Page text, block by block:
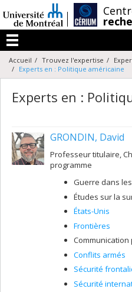
au
contenu
Menu
Accueil Trouvez l'expertise
Experts en : Politique américaine
Experts en :
GRONDIN, David
Professeur titulaire,
programme
Guerre dans
Études sur la
États-Unis
Frontières
Communication
Conflits armés
Sécurité
Sécurité